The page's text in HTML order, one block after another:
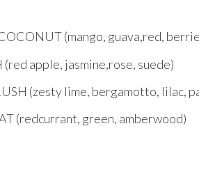
(mango, guava,red,
apple, jasmine,rose, suede)
(zesty lime, bergamotto, lilac,
green, amberwood)